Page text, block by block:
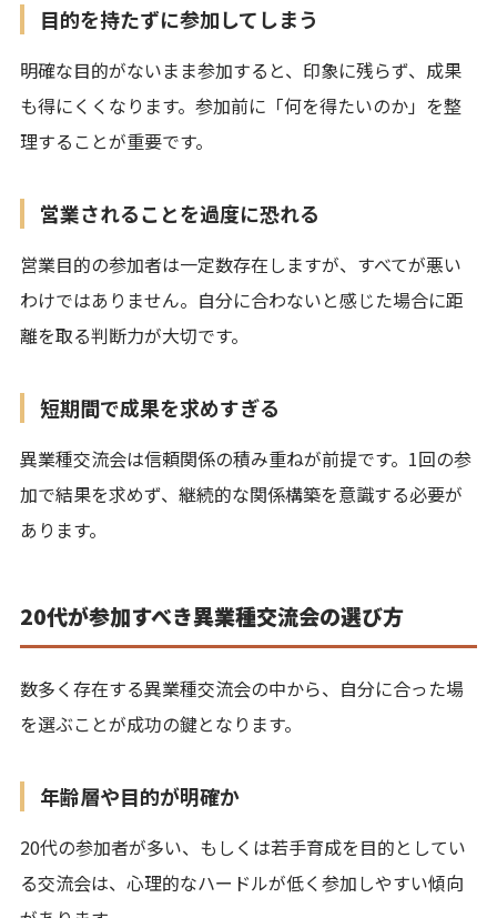
目的を持たずに参加してしまう
明確な目的がないまま参加すると、印象に残らず、成果
も得にくくなります。参加前に「何を得たいのか」を整
理することが重要です。
営業されることを過度に恐れる
営業目的の参加者は一定数存在しますが、すべてが悪い
わけではありません。自分に合わないと感じた場合に距
離を取る判断力が大切です。
短期間で成果を求めすぎる
異業種交流会は信頼関係の積み重ねが前提です。1回の参
加で結果を求めず、継続的な関係構築を意識する必要が
あります。
20代が参加すべき異業種交流会の選び方
数多く存在する異業種交流会の中から、自分に合った場
を選ぶことが成功の鍵となります。
年齢層や目的が明確か
20代の参加者が多い、もしくは若手育成を目的としてい
る交流会は、心理的なハードルが低く参加しやすい傾向